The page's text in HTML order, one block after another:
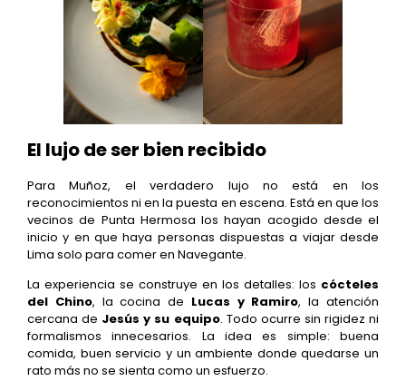
El lujo de ser bien recibido
Para Muñoz, el verdadero lujo no está en los
reconocimientos ni en la puesta en escena. Está en que los
vecinos de Punta Hermosa los hayan acogido desde el
inicio y en que haya personas dispuestas a viajar desde
Lima solo para comer en Navegante.
La experiencia se construye en los detalles: los cócteles
del Chino, la cocina de Lucas y Ramiro, la atención
cercana de Jesús y su equipo. Todo ocurre sin rigidez ni
formalismos innecesarios. La idea es simple: buena
comida, buen servicio y un ambiente donde quedarse un
rato más no se sienta como un esfuerzo.